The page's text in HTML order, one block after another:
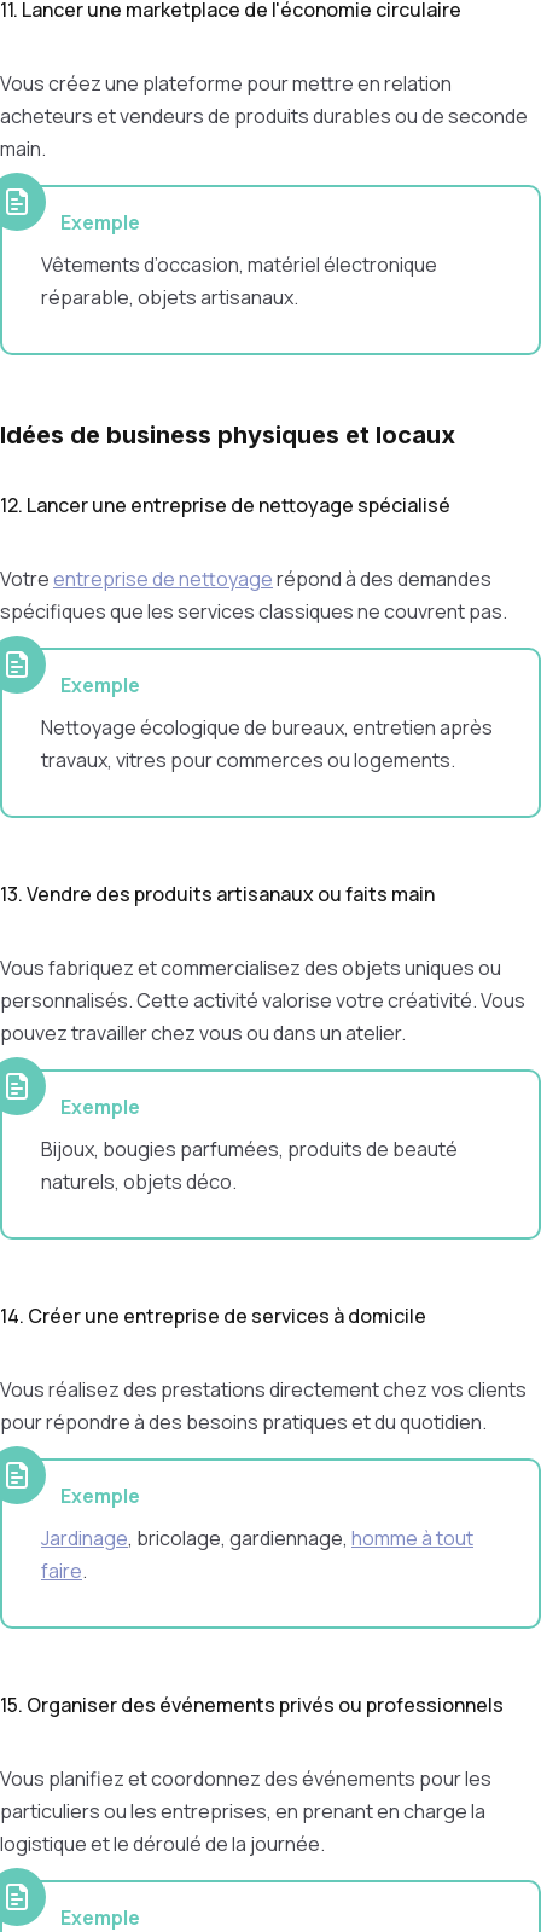
11. Lancer une marketplace de l'économie circulaire
Vous créez une plateforme pour mettre en relation
acheteurs et vendeurs de produits durables ou de seconde
main.
Exemple
Vêtements d’occasion, matériel électronique
réparable, objets artisanaux.
Idées de business physiques et locaux
12. Lancer une entreprise de nettoyage spécialisé
Votreentreprise de nettoyagerépond à des demandes
spécifiques que les services classiques ne couvrent pas.
Exemple
Nettoyage écologique de bureaux, entretien après
travaux, vitres pour commerces ou logements.
13. Vendre des produits artisanaux ou faits main
Vous fabriquez et commercialisez des objets uniques ou
personnalisés. Cette activité valorise votre créativité. Vous
pouvez travailler chez vous ou dans un atelier.
Exemple
Bijoux, bougies parfumées, produits de beauté
naturels, objets déco.
14. Créer une entreprise de services à domicile
Vous réalisez des prestations directement chez vos clients
pour répondre à des besoins pratiques et du quotidien.
Exemple
Jardinage, bricolage, gardiennage, homme à tout
faire.
15. Organiser des événements privés ou professionnels
Vous planifiez et coordonnez des événements pour les
particuliers ou les entreprises, en prenant en charge la
logistique et le déroulé de la journée.
Exemple